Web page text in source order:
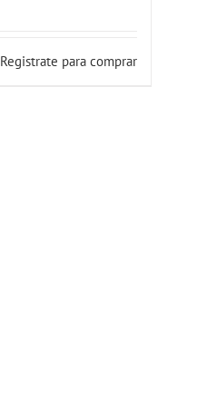
Registrate para comprar